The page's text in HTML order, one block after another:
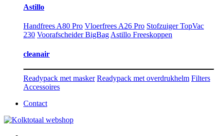
Astillo
Handfrees A80 Pro Vloerfrees A26 Pro Stofzuiger TopVac
230 Voorafscheider BigBag Astillo Freeskoppen
cleanair
Readypack met masker Readypack met overdrukhelm Filters
Accessoires
Contact